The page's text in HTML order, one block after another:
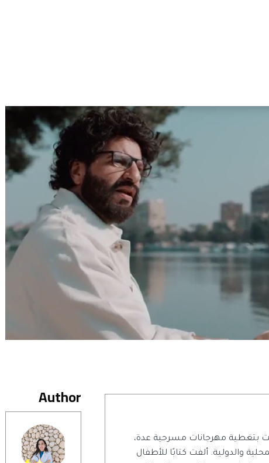
Author
بتغطية مهرجانات مسرحية عدة،
والدولية. ألفت كتابًا للأطفال